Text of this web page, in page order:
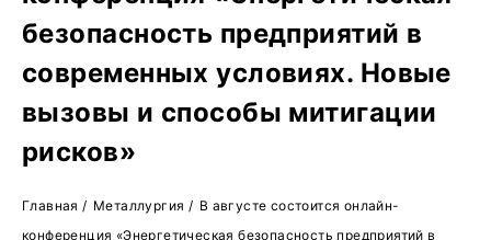
безопасность предприятий в
современных условиях. Новые
вызовы и способы митигации
рисков»
Главная / Металлургия / В августе состоится онлайн-
конференция «Энергетическая безопасность предприятий в